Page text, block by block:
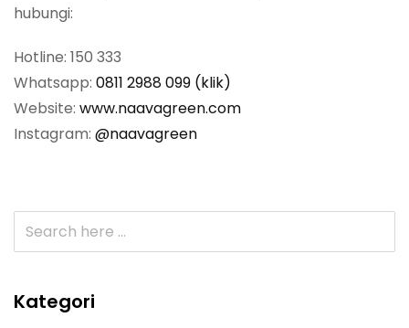
hubungi:
Hotline: 150 333
Whatsapp: 0811 2988 099 (klik)
Website: www.naavagreen.com
Instagram: @naavagreen
Kategori